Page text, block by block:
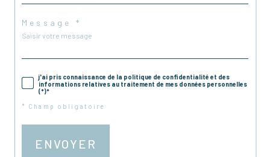
Message *
j'ai pris connaissance de la politique de confidentialité et des
informations relatives au traitement de mes données personnelles
(*)*
* Champ obligatoire
ENVOYER